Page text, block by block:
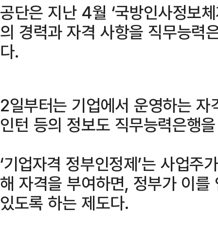
공단은 지난 4월 ‘국방인사정보
의 경력과 자격 사항을 직무능력
다.
2일부터는 기업에서 운영하는
인턴 등의 정보도 직무능력은행
‘기업자격 정부인정제’는 사업주
해 자격을 부여하면, 정부가 이
있도록 하는 제도다.